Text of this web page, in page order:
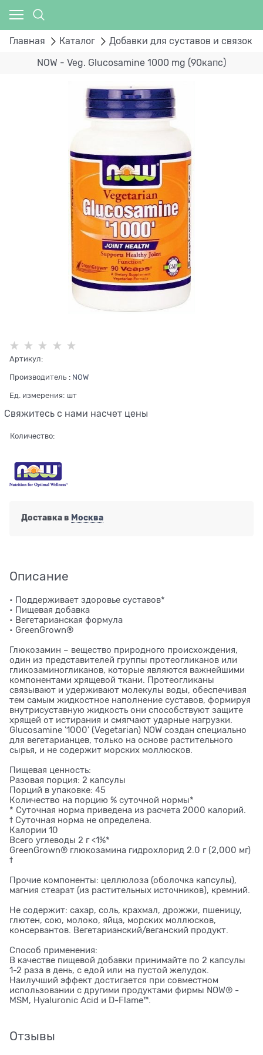
Главная Каталог Добавки для суставов и связок
NOW - Veg. Glucosamine 1000 mg (90капс)
Артикул:
Производитель : NOW
Ед. измерения: шт
Свяжитесь с нами насчет цены
Количество:
Доставка в Москва
Описание
• Поддерживает здоровье суставов*
• Пищевая добавка
• Вегетарианская формула
• GreenGrown®
Глюкозамин – вещество природного происхождения,
один из представителей группы протеогликанов или
гликозаминогликанов, которые являются важнейшими
компонентами хрящевой ткани. Протеогликаны
связывают и удерживают молекулы воды, обеспечивая
тем самым жидкостное наполнение суставов, формируя
внутрисуставную жидкость они способствуют защите
хрящей от истирания и смягчают ударные нагрузки.
Glucosamine '1000' (Vegetarian) NOW создан специально
для вегетарианцев, только на основе растительного
сырья, и не содержит морских моллюсков.
Пищевая ценность:
Разовая порция: 2 капсулы
Порций в упаковке: 45
Количество на порцию % суточной нормы*
* Суточная норма приведена из расчета 2000 калорий.
† Суточная норма не определена.
Калории 10
Всего углеводы 2 г <1%*
GreenGrown® глюкозамина гидрохлорид 2.0 г (2,000 мг)
†
Прочие компоненты: целлюлоза (оболочка капсулы),
магния стеарат (из растительных источников), кремний.
Не содержит: сахар, соль, крахмал, дрожжи, пшеницу,
глютен, сою, молоко, яйца, морских моллюсков,
консервантов. Вегетарианский/веганский продукт.
Способ применения:
В качестве пищевой добавки принимайте по 2 капсулы
1-2 раза в день, с едой или на пустой желудок.
Наилучший эффект достигается при совместном
использовании с другими продуктами фирмы NOW® -
MSM, Hyaluronic Acid и D-Flame™.
Отзывы